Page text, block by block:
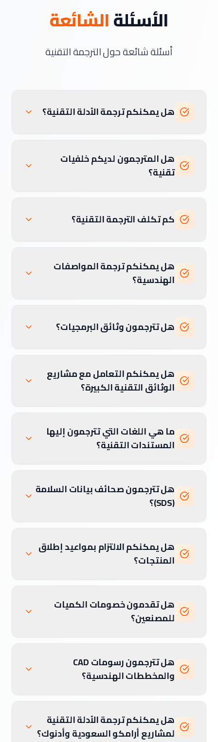
الأسئلةالشائعة
أسئلة شائعة حول الترجمة التقنية
هل يمكنكم ترجمة الأدلة التقنية؟
هل المترجمون لديكم خلفيات
تقنية؟
كم تكلف الترجمة التقنية؟
هل يمكنكم ترجمة المواصفات
الهندسية؟
هل تترجمون وثائق البرمجيات؟
هل يمكنكم التعامل مع مشاريع
الوثائق التقنية الكبيرة؟
ما هي اللغات التي تترجمون إليها
المستندات التقنية؟
هل تترجمون صحائف بيانات السلامة
(SDS)؟
هل يمكنكم الالتزام بمواعيد إطلاق
المنتجات؟
هل تقدمون خصومات الكميات
للمصنعين؟
هل تترجمون رسومات CAD
والمخططات الهندسية؟
هل يمكنكم ترجمة الأدلة التقنية
لمشاريع أرامكو السعودية وأدنوك؟